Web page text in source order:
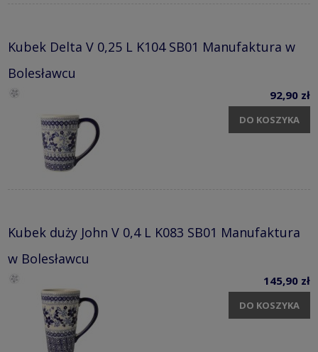
Kubek Delta V 0,25 L K104 SB01 Manufaktura w
Bolesławcu
92,90 zł
DO KOSZYKA
Kubek duży John V 0,4 L K083 SB01 Manufaktura
w Bolesławcu
145,90 zł
DO KOSZYKA